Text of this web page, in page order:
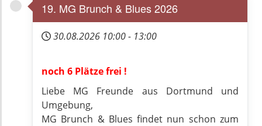
19. MG Brunch & Blues 2026
30.08.2026 10:00- 13:00
noch 6 Plätze frei !
Liebe MG Freunde aus Dortmund und
Umgebung,
MG Brunch & Blues findet nun schon zum